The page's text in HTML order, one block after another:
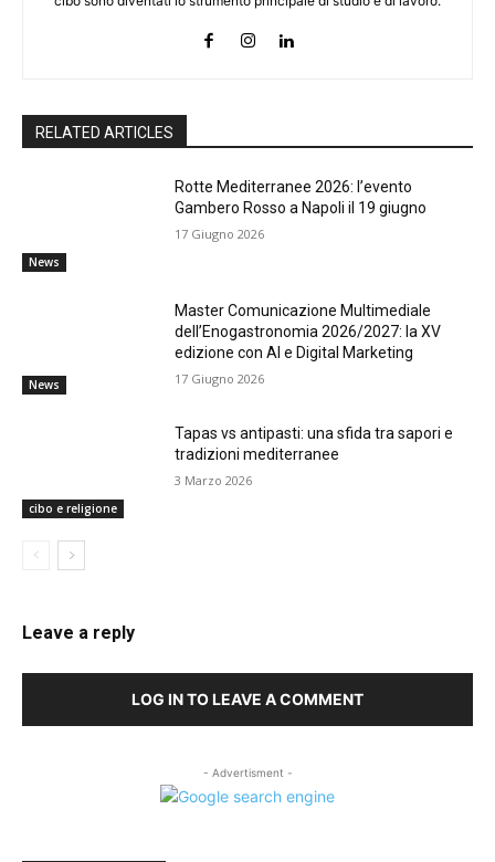
RELATED ARTICLES
News
Rotte Mediterranee 2026: l’evento
Gambero Rosso a Napoli il 19 giugno
17 Giugno 2026
News
Master Comunicazione Multimediale
dell’Enogastronomia 2026/2027: la XV
edizione con AI e Digital Marketing
17 Giugno 2026
cibo e religione
Tapas vs antipasti: una sfida tra sapori e
tradizioni mediterranee
3 Marzo 2026
Leave a reply
LOG IN TO LEAVE A COMMENT
- Advertisment -